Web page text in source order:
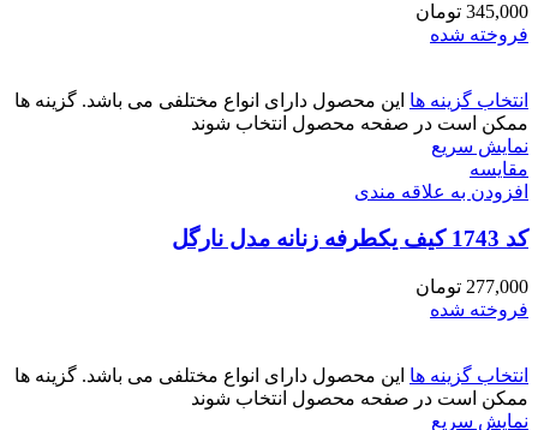
345,000 تومان
فروخته شده
انتخاب گزینه ها این محصول دارای انواع مختلفی می باشد. گزینه ها
ممکن است در صفحه محصول انتخاب شوند
نمایش سریع
مقايسه
افزودن به علاقه مندی
کد 1743 کیف یکطرفه زنانه مدل نارگل
277,000 تومان
فروخته شده
انتخاب گزینه ها این محصول دارای انواع مختلفی می باشد. گزینه ها
ممکن است در صفحه محصول انتخاب شوند
نمایش سریع